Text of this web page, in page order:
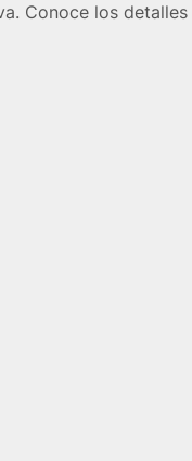
Conoce los